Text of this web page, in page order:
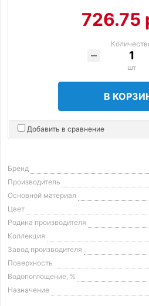
726.75
шт
В
Добавить в сравнение
Бренд
Производитель
Основной материал
Цвет
Родина производителя
Коллекция
Завод производителя
Поверхность
Водопоглощение, %
Назначение